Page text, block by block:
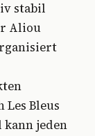
stabil
Aliou
Bleus
kann jeden